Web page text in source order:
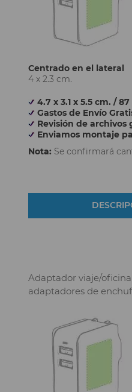
Centrado en el lateral
4 x 2.3 cm.
4.7 x 3.1 x 5.5 cm. /
Gastos de Envío
Revisión de archivos
Enviamos montaje
Nota: Se confirmará
Adaptador viaje/
adaptadores de